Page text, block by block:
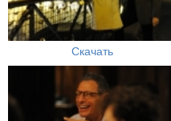
Скачать